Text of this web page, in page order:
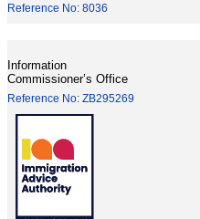
Reference No: 8036
Information
Commissioner’s Office
Reference No: ZB295269